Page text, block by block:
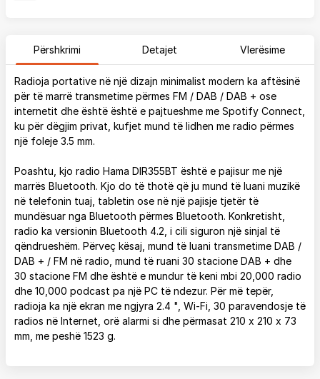
Përshkrimi Detajet Vlerësime
Radioja portative në një dizajn minimalist modern ka aftësinë
për të marrë transmetime përmes FM / DAB / DAB + ose
internetit dhe është është e pajtueshme me Spotify Connect,
ku për dëgjim privat, kufjet mund të lidhen me radio përmes
një foleje 3.5 mm.
Poashtu, kjo radio Hama DIR355BT është e pajisur me një
marrës Bluetooth. Kjo do të thotë që ju mund të luani muzikë
në telefonin tuaj, tabletin ose në një pajisje tjetër të
mundësuar nga Bluetooth përmes Bluetooth. Konkretisht,
radio ka versionin Bluetooth 4.2, i cili siguron një sinjal të
qëndrueshëm. Përveç kësaj, mund të luani transmetime DAB /
DAB + / FM në radio, mund të ruani 30 stacione DAB + dhe
30 stacione FM dhe është e mundur të keni mbi 20,000 radio
dhe 10,000 podcast pa një PC të ndezur. Për më tepër,
radioja ka një ekran me ngjyra 2.4 ", Wi-Fi, 30 paravendosje të
radios në Internet, orë alarmi si dhe përmasat 210 x 210 x 73
mm, me peshë 1523 g.